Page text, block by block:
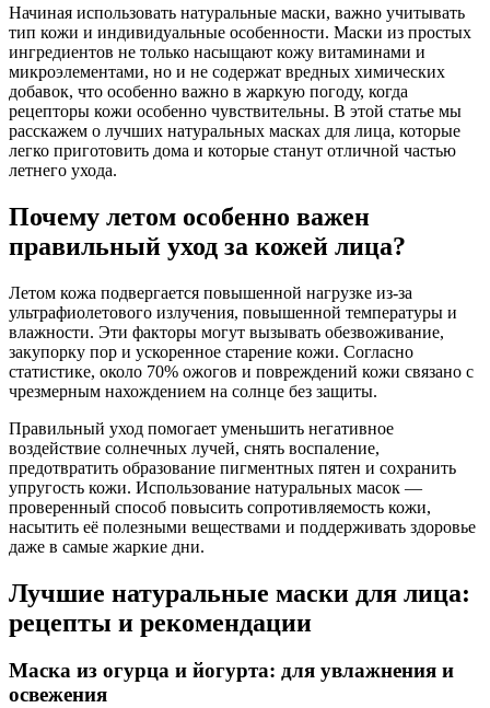
Начиная использовать натуральные маски, важно учитывать
тип кожи и индивидуальные особенности. Маски из простых
ингредиентов не только насыщают кожу витаминами и
микроэлементами, но и не содержат вредных химических
добавок, что особенно важно в жаркую погоду, когда
рецепторы кожи особенно чувствительны. В этой статье мы
расскажем о лучших натуральных масках для лица, которые
легко приготовить дома и которые станут отличной частью
летнего ухода.
Почему летом особенно важен
правильный уход за кожей лица?
Летом кожа подвергается повышенной нагрузке из-за
ультрафиолетового излучения, повышенной температуры и
влажности. Эти факторы могут вызывать обезвоживание,
закупорку пор и ускоренное старение кожи. Согласно
статистике, около 70% ожогов и повреждений кожи связано с
чрезмерным нахождением на солнце без защиты.
Правильный уход помогает уменьшить негативное
воздействие солнечных лучей, снять воспаление,
предотвратить образование пигментных пятен и сохранить
упругость кожи. Использование натуральных масок —
проверенный способ повысить сопротивляемость кожи,
насытить её полезными веществами и поддерживать здоровье
даже в самые жаркие дни.
Лучшие натуральные маски для лица:
рецепты и рекомендации
Маска из огурца и йогурта: для увлажнения и
освежения